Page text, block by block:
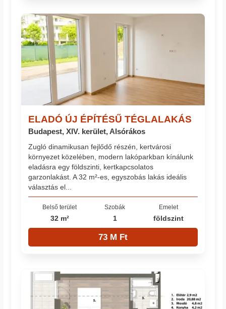
ELADÓ ÚJ ÉPÍTÉSŰ TÉGLALAKÁS
Budapest, XIV. kerület, Alsórákos
Zugló dinamikusan fejlődő részén, kertvárosi
környezet közelében, modern lakóparkban kínálunk
eladásra egy földszinti, kertkapcsolatos
garzonlakást. A 32 m²-es, egyszobás lakás ideális
választás el...
Belső terület
32 m²
Szobák
1
Emelet
földszint
73 M Ft